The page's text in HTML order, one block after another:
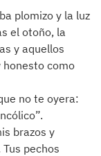
plomizo y la luz
el otoño, la
y aquellos
honesto como
no te oyera:
brazos y
pechos